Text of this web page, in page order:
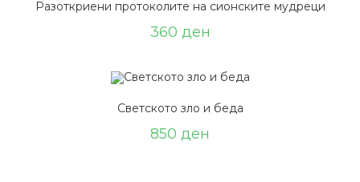
Разоткриени протоколите на сионските мудреци
360 ден
Светското зло и беда
850 ден